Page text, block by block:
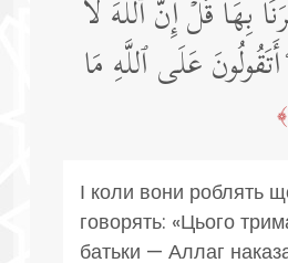
بِهَاۗ قُلۡ إِنَّ ٱللَّهَ لَا
عَلَى ٱللَّهِ مَا
І коли вони роблять
говорять: «Цього
батьки — Аллаг